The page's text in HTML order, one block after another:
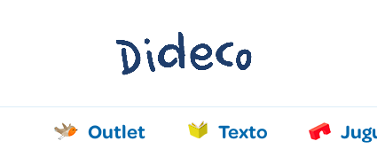
Outlet Texto